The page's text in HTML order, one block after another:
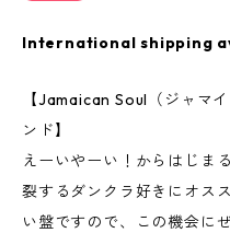
International shipping
【Jamaican Soul（ジャマ
ンド】
えーいやーい！からはじま
裂するダンクラ好きにオス
い盤ですので、この機会に